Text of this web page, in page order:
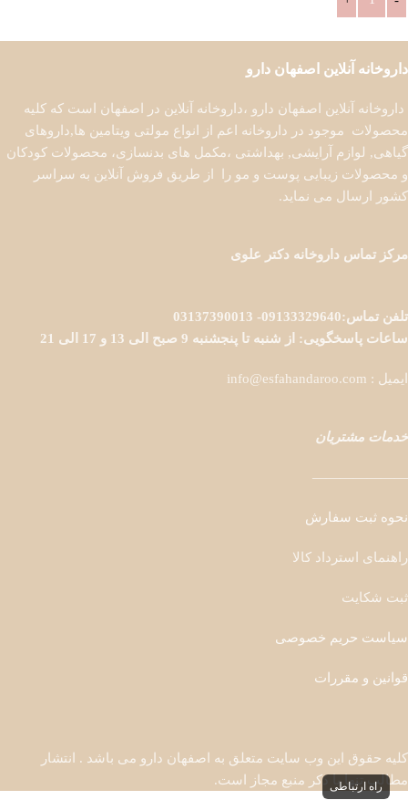
داروخانه آنلاین اصفهان دارو
داروخانه آنلاین اصفهان دارو ،داروخانه آنلاین در اصفهان است که کلیه
محصولات موجود در داروخانه اعم از انواع مولتی ویتامین ها,داروهای
گیاهی, لوازم آرایشی, بهداشتی ،مکمل های بدنسازی، محصولات کودکان
و محصولات زیبایی پوست و مو را از طریق فروش آنلاین به سراسر
کشور ارسال می نماید.
مرکز تماس داروخانه دکتر علوی
تلفن تماس:09133329640- 03137390013
ساعات پاسخگویی: از شنبه تا پنجشنبه 9 صبح الی 13 و 17 الی 21
ایمیل : info@esfahandaroo.com
خدمات مشتریان
———————
نحوه ثبت سفارش
راهنمای استرداد کالا
ثبت شکایت
سیاست حریم خصوصی
قوانین و مقررات
کلیه حقوق این وب سایت متعلق به اصفهان دارو می باشد . انتشار
مطالب تنها با ذکر منبع مجاز است.
راه ارتباطی